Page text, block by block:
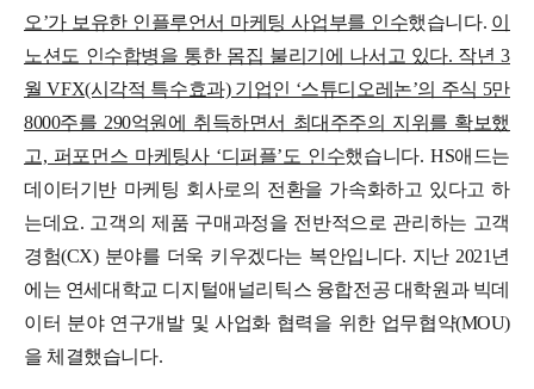
오’가 보유한 인플루언서 마케팅 사업부를 인수했습니다. 이
노션도 인수합병을 통한 몸집 불리기에 나서고 있다. 작년 3
월 VFX(시각적 특수효과) 기업인 ‘스튜디오레논’의 주식 5만
8000주를 290억원에 취득하면서 최대주주의 지위를 확보했
고, 퍼포먼스 마케팅사 ‘디퍼플’도 인수했습니다.HS애드는
데이터기반 마케팅 회사로의 전환을 가속화하고 있다고 하
는데요. 고객의 제품 구매과정을 전반적으로 관리하는 고객
경험(CX) 분야를 더욱 키우겠다는 복안입니다. 지난 2021년
에는 연세대학교 디지털애널리틱스 융합전공 대학원과 빅데
이터 분야 연구개발 및 사업화 협력을 위한 업무협약(MOU)
을 체결했습니다.